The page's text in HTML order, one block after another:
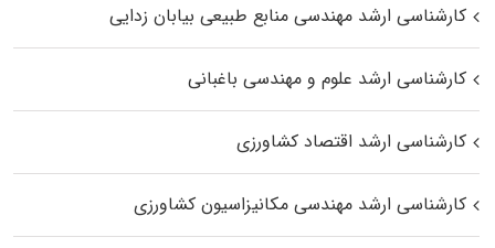
کارشناسی ارشد مهندسی منابع طبیعی بیابان زدایی
کارشناسی ارشد علوم و مهندسی باغبانی
کارشناسی ارشد اقتصاد کشاورزی
کارشناسی ارشد مهندسی مکانیزاسیون کشاورزی